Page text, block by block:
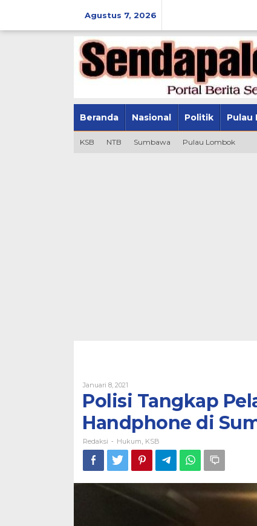
Agustus 7, 2026
Beranda Nasional Politik Pulau
KSB NTB Sumbawa Pulau Lombok
Januari 8, 2021
Redaksi
Polisi Tangkap
Handphone di
Redaksi - Hukum KSB